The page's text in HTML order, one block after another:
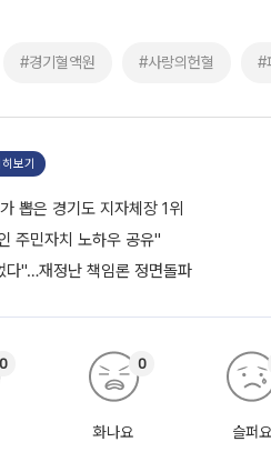
#경기혈액원 #사랑의헌혈 #
보기
뽑은 경기도 지자체장 1위
주민자치 노하우 공유"
다"…재정난 책임론 정면돌파
0
화나요
0
슬퍼요